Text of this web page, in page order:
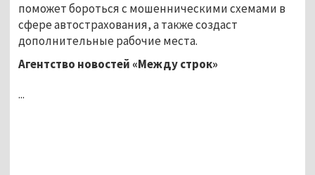
поможет бороться с мошенническими схемами в
сфере автострахования, а также создаст
дополнительные рабочие места.
Агентство новостей «Между строк»
...